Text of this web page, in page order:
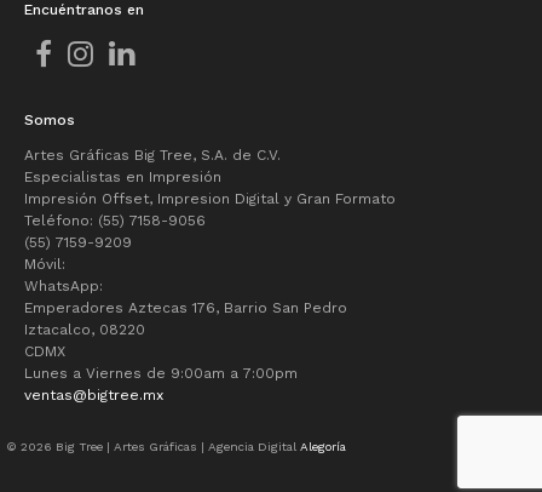
Encuéntranos en
Somos
Artes Gráficas Big Tree, S.A. de C.V.
Especialistas en Impresión
Impresión Offset, Impresion Digital y Gran Formato
Teléfono: (55) 7158-9056
(55) 7159-9209
Móvil:
WhatsApp:
Emperadores Aztecas 176, Barrio San Pedro
Iztacalco, 08220
CDMX
Lunes a Viernes de 9:00am a 7:00pm
ventas@bigtree.mx
© 2026 Big Tree | Artes Gráficas | Agencia Digital Alegoría